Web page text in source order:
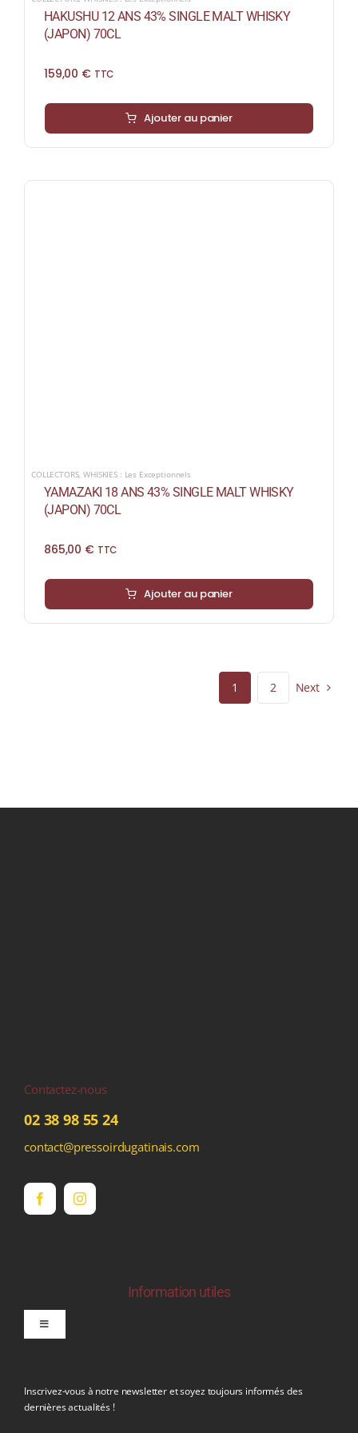
HAKUSHU 12 ANS 43% SINGLE MALT WHISKY
(JAPON) 70CL
159,00 € TTC
Ajouter au panier
COLLECTORS,WHISKIES : Les Exceptionnels
YAMAZAKI 18 ANS 43% SINGLE MALT WHISKY
(JAPON) 70CL
865,00 € TTC
Ajouter au panier
1 2 Next
Contactez-nous
02 38 98 55 24
contact@pressoirdugatinais.com
Information utiles
Toggle
Inscrivez-vous à notre newsletter et soyez toujours informés des
dernières actualités !